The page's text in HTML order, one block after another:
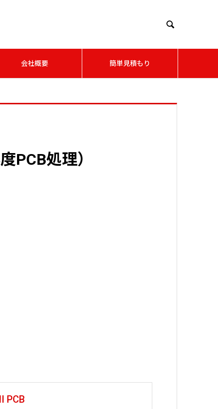

会社概要 簡単見積もり
PCB処理）
PCB